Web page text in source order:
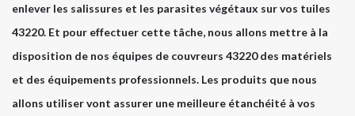
enlever les salissures et les parasites végétaux sur vos tuiles
43220. Et pour effectuer cette tâche, nous allons mettre à la
disposition de nos équipes de couvreurs 43220 des matériels
et des équipements professionnels. Les produits que nous
allons utiliser vont assurer une meilleure étanchéité à vos